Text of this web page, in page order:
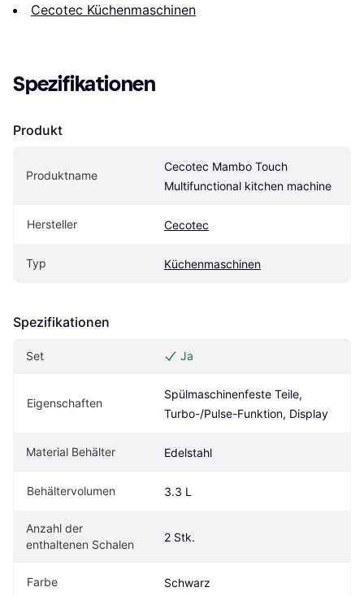
Cecotec Küchenmaschinen
Spezifikationen
Produkt
Produktname
Cecotec Mambo Touch
Multifunctional kitchen machine
Hersteller Cecotec
Typ Küchenmaschinen
Spezifikationen
Set Ja
Eigenschaften
Spülmaschinenfeste Teile,
Turbo-/Pulse-Funktion, Display
Material Behälter Edelstahl
Behältervolumen 3.3 L
Anzahl der
enthaltenen Schalen
2 Stk.
Farbe Schwarz